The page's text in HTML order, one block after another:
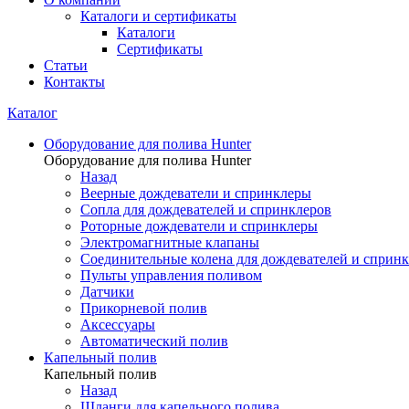
Каталоги и сертификаты
Каталоги
Сертификаты
Статьи
Контакты
Каталог
Оборудование для полива Hunter
Оборудование для полива Hunter
Назад
Веерные дождеватели и спринклеры
Сопла для дождевателей и спринклеров
Роторные дождеватели и спринклеры
Электромагнитные клапаны
Соединительные колена для дождевателей и
Пульты управления поливом
Датчики
Прикорневой полив
Аксессуары
Автоматический полив
Капельный полив
Капельный полив
Назад